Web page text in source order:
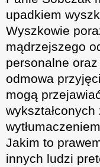
upadkiem
Wyszkowie
mądrzejszego
personalne
odmowa
mogą
Jakim to
innych ludzi